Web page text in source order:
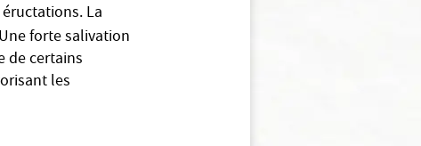
La
forte salivation
de certains
les